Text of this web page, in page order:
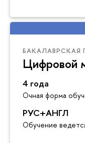
БАКАЛАВРСКАЯ
Цифровой
4 года
Очная форма
РУС+АНГЛ
Обучение